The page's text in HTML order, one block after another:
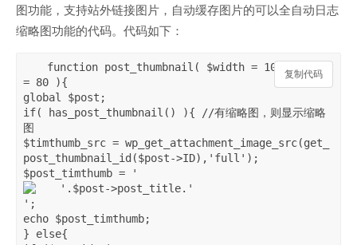
图功能，支持站外链接图片，自动缓存图片的可以全自动日志
缩略图功能的代码。代码如下：
复制代码
复制代码
function post_thumbnail( $width = 100,$height
= 80 ){
global $post;
if( has_post_thumbnail() ){ //有缩略图，则显示缩略
图
$timthumb_src = wp_get_attachment_image_src(get_
post_thumbnail_id($post->ID),'full');
$post_timthumb = '
';
echo $post_timthumb;
} else{